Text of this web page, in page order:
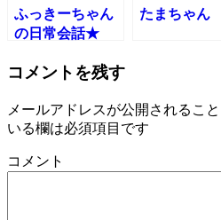
ふっきーちゃん
の日常会話★
たまちゃん
コメントを残す
メールアドレスが公開されること
いる欄は必須項目です
コメント